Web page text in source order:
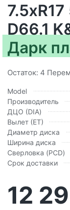
D66.1
Дарк
Остаток: 4
Model
Производитель
ДЦО (DIA)
Вылет (ЕТ)
Диаметр диска
Ширина диска
Сверловка (PCD)
Срок доставки
12